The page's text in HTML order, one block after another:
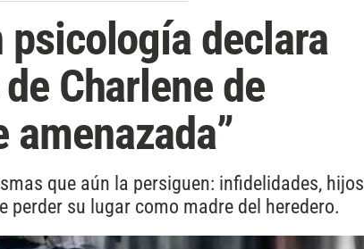
psicología declara
Charlene de
amenazada”
que aún la persiguen: infidelidades, hijos
su lugar como madre del heredero.